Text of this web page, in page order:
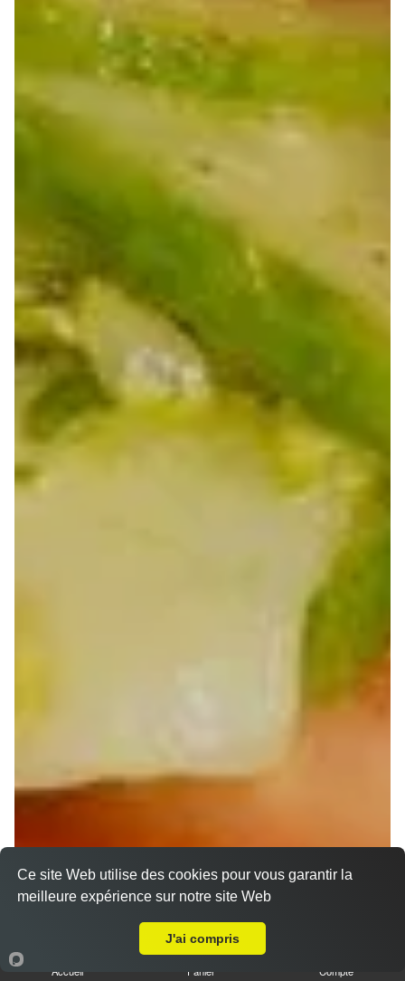
Accueil Panier Compte
Ce site Web utilise des cookies pour vous garantir la
meilleure expérience sur notre site Web
J'ai compris